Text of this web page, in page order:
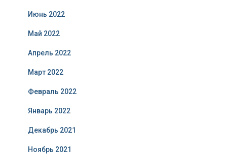
Июнь 2022
Май 2022
Апрель 2022
Март 2022
Февраль 2022
Январь 2022
Декабрь 2021
Ноябрь 2021